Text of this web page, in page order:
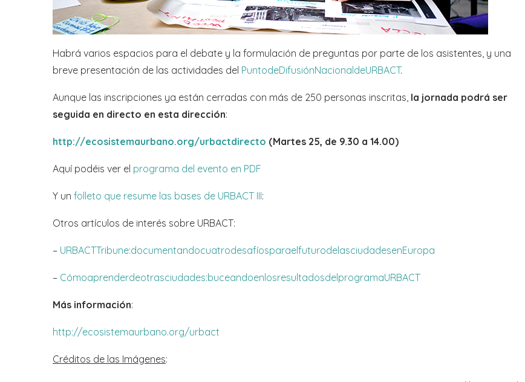
Habrá varios espacios para el debate y la formulación de preguntas por parte de los asistentes, y una
breve presentación de las actividades del PuntodeDifusiónNacionaldeURBACT.
Aunque las inscripciones ya están cerradas con más de 250 personas inscritas, la jornada podrá ser
seguida en directo en esta dirección:
http://ecosistemaurbano.org/urbactdirecto (Martes 25, de 9.30 a 14.00)
Aquí podéis ver el programa del evento en PDF
Y un folleto que resume las bases de URBACT III:
Otros artículos de interés sobre URBACT:
– URBACTTribune:documentandocuatrodesafíosparaelfuturodelasciudadesenEuropa
– Cómoaprenderdeotrasciudades:buceandoenlosresultadosdelprogramaURBACT
Más información:
http://ecosistemaurbano.org/urbact
Créditos de las Imágenes: